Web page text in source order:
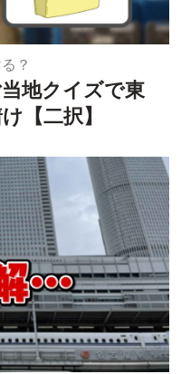
？
地クイズで東
【二択】